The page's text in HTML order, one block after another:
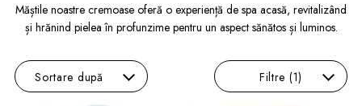
Măștile noastre cremoase oferă o experiență de spa acasă, revitalizând
și hrănind pielea în profunzime pentru un aspect sănătos și luminos.
Sortare după Filtre (1)